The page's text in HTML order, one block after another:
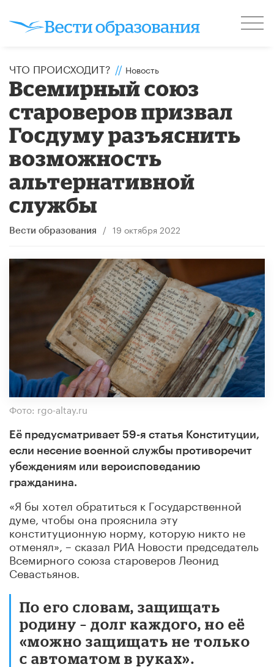
ЧТО ПРОИСХОДИТ? // Новость
Всемирный союз
староверов призвал
Госдуму разъяснить
возможность
альтернативной
службы
Вести образования / 19 октября 2022
Фото: rgo-altay.ru
Её предусматривает 59-я статья Конституции,
если несение военной службы противоречит
убеждениям или вероисповеданию
гражданина.
«Я бы хотел обратиться к Государственной
думе, чтобы она прояснила эту
конституционную норму, которую никто не
отменял», – сказал РИА Новости председатель
Всемирного союза староверов Леонид
Севастьянов.
По его словам, защищать
родину – долг каждого, но её
«можно защищать не только
с автоматом в руках».